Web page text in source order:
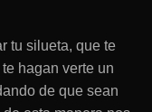
tu silueta, que te
hagan verte un
de que sean